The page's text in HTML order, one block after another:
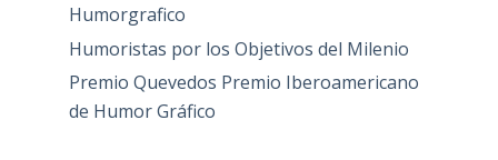
Humorgrafico
Humoristas por los Objetivos del Milenio
Premio Quevedos Premio Iberoamericano
de Humor Gráfico